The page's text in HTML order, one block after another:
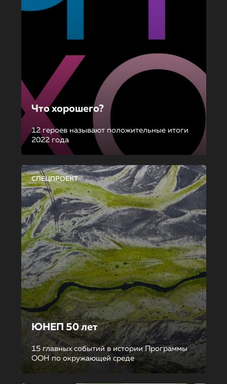
Что хорошего?
12 героев называют положительные итоги
2022 года
СПЕЦПРОЕКТ
ЮНЕП 50 лет
15 главных событий в истории Программы
ООН по окружающей среде